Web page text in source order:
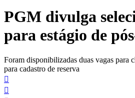
conteúdo
PGM divulga
para estágio de
Foram disponibilizadas duas vagas para
para cadastro de reserva